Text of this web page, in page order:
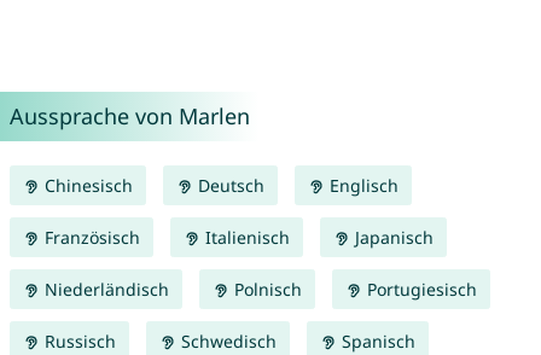
Aussprache von Marlen
Chinesisch Deutsch Englisch
Französisch Italienisch Japanisch
Niederländisch Polnisch Portugiesisch
Russisch Schwedisch Spanisch